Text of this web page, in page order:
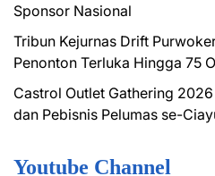
Sponsor Nasional
Tribun Kejurnas Drift
Penonton Terluka Hingga 75
Castrol Outlet Gathering
dan Pebisnis Pelumas se-
Youtube Channel